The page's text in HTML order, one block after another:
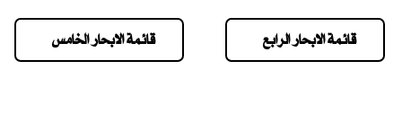
قائمة الابحار الخامس قائمة الابحار الرابع